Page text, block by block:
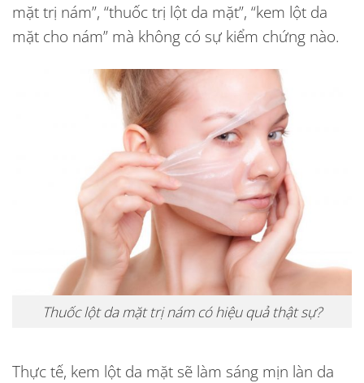
mặt trị nám”, “thuốc trị lột da mặt”, “kem lột da
mặt cho nám” mà không có sự kiểm chứng nào.
Thuốc lột da mặt trị nám có hiệu quả thật sự?
Thực tế, kem lột da mặt sẽ làm sáng mịn làn da